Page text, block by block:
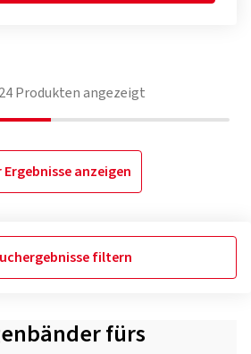
24Produkten angezeigt
Ergebnisse anzeigen
filtern
fürs